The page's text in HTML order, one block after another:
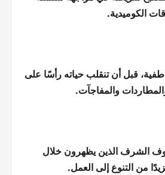
الكوميدية.
قبل أن تنقلب حياته رأسًا على
والمفاجآت.
الشرف الذين يظهرون خلال
من التنوع إلى العمل.